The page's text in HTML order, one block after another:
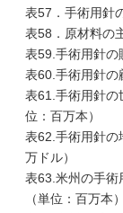
表57．手術用針
表58．原材料の
表59.手術用針の
表60.手術用針の
表61.手術用針の
位：百万本）
表62.手術用針の
万ドル）
表63.米州の手術
（単位：百万本）